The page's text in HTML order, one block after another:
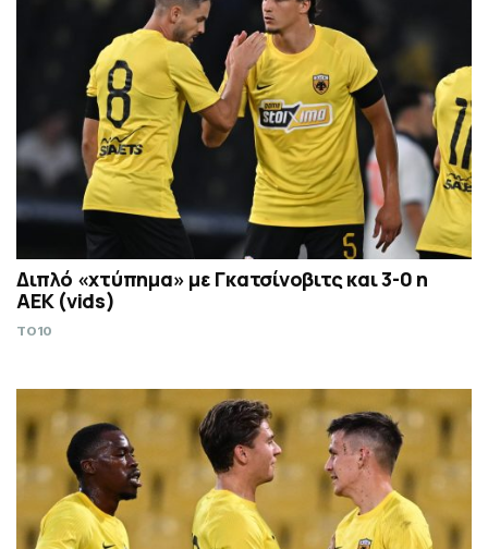
Διπλό «χτύπημα» με Γκατσίνοβιτς και 3-0 η
ΑΕΚ (vids)
TO10